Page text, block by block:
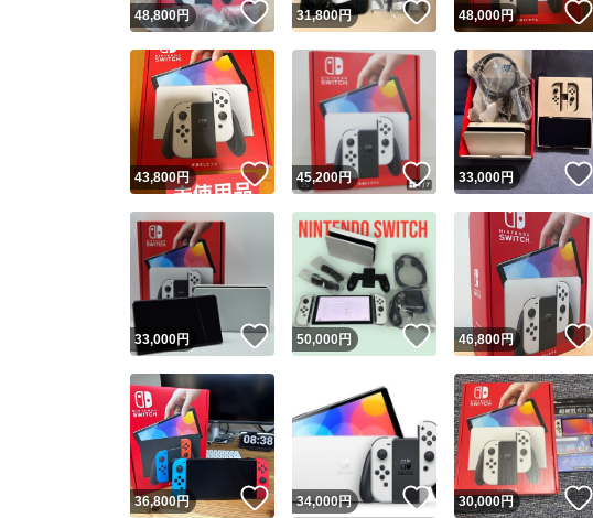
48,800円 いいね！
31,800円 いいね！
48,000円
43,800円 いいね！
45,200円 いいね！
33,000円
33,000円 いいね！
50,000円 いいね！
46,800円
36,800円 いいね！
34,000円 いいね！
30,000円